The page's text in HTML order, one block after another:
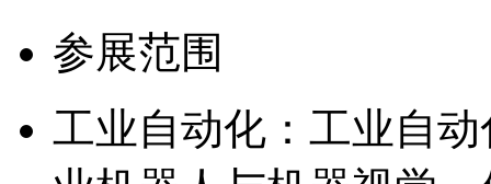
参展范围
工业自动化：工业自